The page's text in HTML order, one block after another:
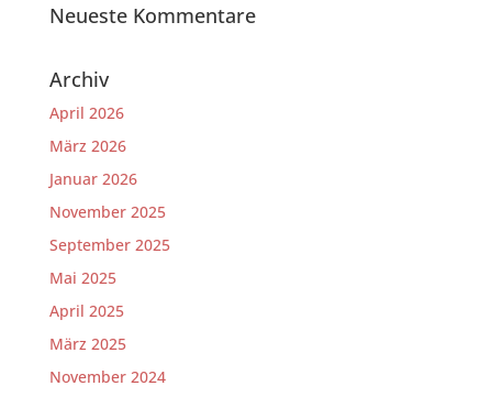
Neueste Kommentare
Archiv
April 2026
März 2026
Januar 2026
November 2025
September 2025
Mai 2025
April 2025
März 2025
November 2024